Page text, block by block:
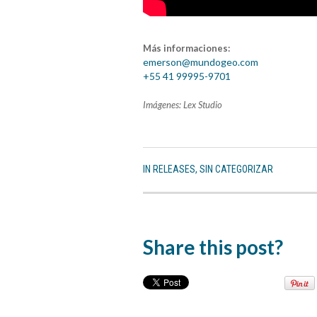
Más informaciones:
emerson@mundogeo.com
+55 41 99995-9701
Imágenes: Lex Studio
IN RELEASES, SIN CATEGORIZAR
Share this post?